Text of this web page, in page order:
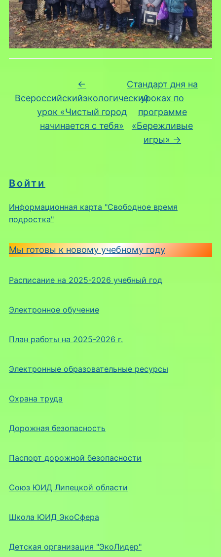
Войти
Информационная карта "Свободное время
подростка"
Мы готовы к новому учебному году
Расписание на 2025-2026 учебный год
Электронное обучение
План работы на 2025-2026 г.
Электронные образовательные ресурсы
Охрана труда
Дорожная безопасность
Паспорт дорожной безопасности
Союз ЮИД Липецкой области
Школа ЮИД ЭкоСфера
Детская организация "ЭкоЛидер"
←
Всероссийскийэкологический
урок «Чистый город
начинается с тебя»
Стандарт дня на
уроках по
программе
«Бережливые
игры» →